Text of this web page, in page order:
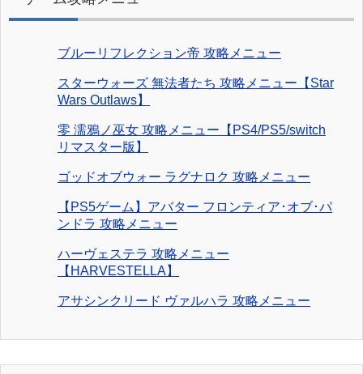
ブルーリフレクション帝 攻略メニュー
スターウォーズ 無法者たち 攻略メニュー【Star
Wars Outlaws】
零 濡鴉ノ巫女 攻略メニュー【PS4/PS5/switch
リマスター版】
ゴッドオブウォー ラグナロク 攻略メニュー
【PS5ゲーム】アバター フロンティア･オブ･パ
ンドラ 攻略メニュー
ハーヴェステラ 攻略メニュー
【HARVESTELLA】
アサシンクリード ヴァルハラ 攻略メニュー